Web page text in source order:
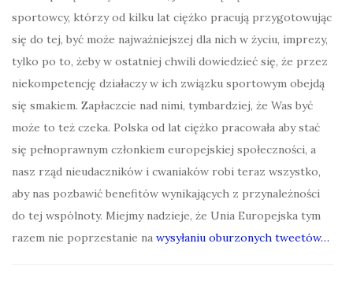
sportowcy, którzy od kilku lat ciężko pracują przygotowując
się do tej, być może najważniejszej dla nich w życiu, imprezy,
tylko po to, żeby w ostatniej chwili dowiedzieć się, że przez
niekompetencję działaczy w ich związku sportowym obejdą
się smakiem. Zapłaczcie nad nimi, tymbardziej, że Was być
może to też czeka. Polska od lat ciężko pracowała aby stać
się pełnoprawnym członkiem europejskiej społeczności, a
nasz rząd nieudaczników i cwaniaków robi teraz wszystko,
aby nas pozbawić benefitów wynikających z przynależności
do tej wspólnoty. Miejmy nadzieje, że Unia Europejska tym
razem nie poprzestanie na wysyłaniu oburzonych tweetów…